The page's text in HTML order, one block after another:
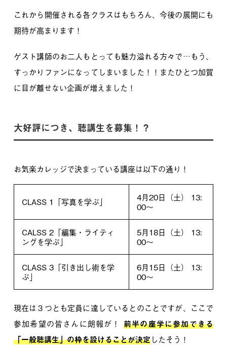
これから開催される各クラスはもちろん、今後の展開にも
期待が高まります！
ゲスト講師のお二人もとっても魅力溢れる方々で…もう、
すっかりファンになってしまいました！！ またひとつ加賀
に目が離せない企画が増えました！
大好評につき、聴講生を募集！？
お気楽カレッジで決まっている講座は以下の通り！
CLASS 1「写真を学ぶ」
4月20日（土） 13:
00〜
CALSS 2「編集・ライティ
ングを学ぶ」
5月18日（土） 13:
00〜
CLASS 3「引き出し術を学
ぶ」
6月15日（土） 13:
00〜
現在は３つとも定員に達しているとのことですが、ここで
参加希望の皆さんに朗報が！
前半の座学に参加できる
「一般聴講生」の枠を設けることが決定したそう！